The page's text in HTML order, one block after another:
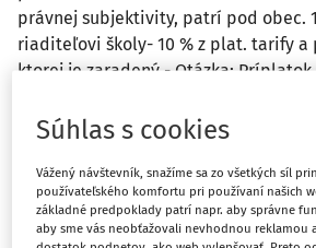
právnej subjektivity, patrí pod obec.
riaditeľovi školy- 10 % z plat. tarify
ktorej je zaradený - Otázka: Príplatok
OTÁZKY A ODPOVEDE
Sprístupnenie informácie o
práce vedúceho
Súhlas s cookies
Vážený návštevník, snažíme sa zo všetkých síl
používateľského komfortu pri používaní našich
základné predpoklady patrí napr. aby správne
aby sme vás neobťažovali nevhodnou reklamou